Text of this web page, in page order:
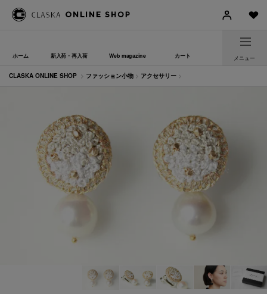
ホーム 新入荷・再入荷 Web magazine カート メニュー
CLASKA ONLINE SHOP > ファッション小物 > アクセサリー >